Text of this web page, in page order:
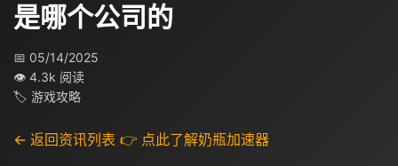
是哪个公司的
📅 05/14/2025
👁 4.3k 阅读
🏷 游戏攻略
← 返回资讯列表 👉 点此了解奶瓶加速器